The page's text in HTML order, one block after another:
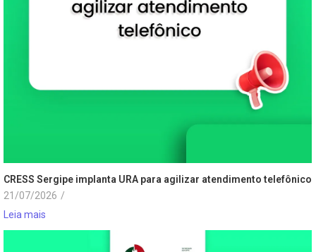
CRESS Sergipe implanta URA para agilizar atendimento telefônico
21/07/2026 /
Leia mais